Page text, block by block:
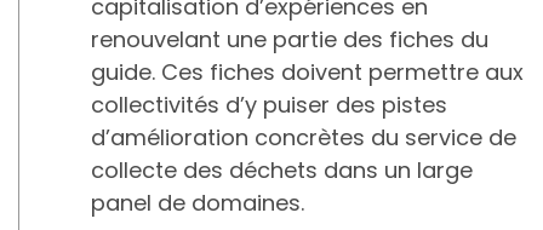
capitalisation d’expériences en
renouvelant une partie des fiches du
guide. Ces fiches doivent permettre aux
collectivités d’y puiser des pistes
d’amélioration concrètes du service de
collecte des déchets dans un large
panel de domaines.